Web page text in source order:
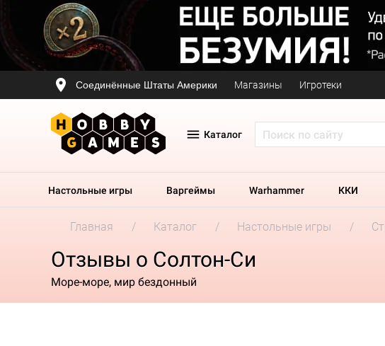
Соединённые Штаты Америки Магазины Игротеки
Каталог
Настольные игры Варгеймы Warhammer ККИ
Главная Каталог Настольные игры
Отзывы о Солтон-Си
Море-море, мир бездонный